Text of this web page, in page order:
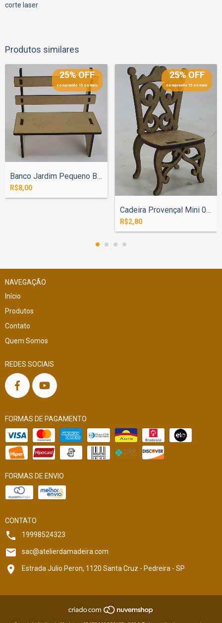
corte laser
Produtos similares
25% OFF
comprando 15 ou mais
Banco Jardim Pequeno Boneca 19cm
R$8,00
25% OFF
comprando 15 ou mais
Cadeira Provençal Mini 07cm
R$2,80
NAVEGAÇÃO
Início
Produtos
Contato
Quem Somos
REDES SOCIAIS
FORMAS DE PAGAMENTO
FORMAS DE ENVIO
CONTATO
19998524323
sac@atelierdamadeira.com
Estrada Julio Peron, 1120 Santa Cruz - Pedreira - SP